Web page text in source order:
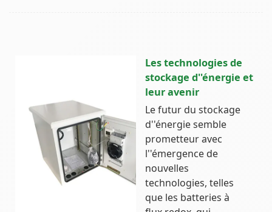
Les technologies de
stockage d''énergie et
leur avenir
Le futur du stockage
d''énergie semble
prometteur avec
l''émergence de
nouvelles
technologies, telles
que les batteries à